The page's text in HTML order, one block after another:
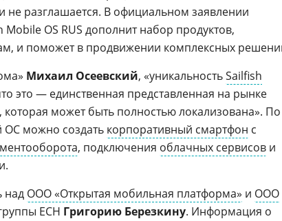
не разглашается. В официальном заявлении
OS RUS дополнит набор продуктов,
и поможет в продвижении комплексных
Михаил Осеевский, «уникальностьSailfish
это — единственная представленная на рынке
, которая может быть полностью локализована». По
ОС можно создать корпоративный смартфон с
, подключения облачных сервисов и
над ООО «Открытая мобильная платформа» и ООО
ЕСН Григорию Березкину. Информация о